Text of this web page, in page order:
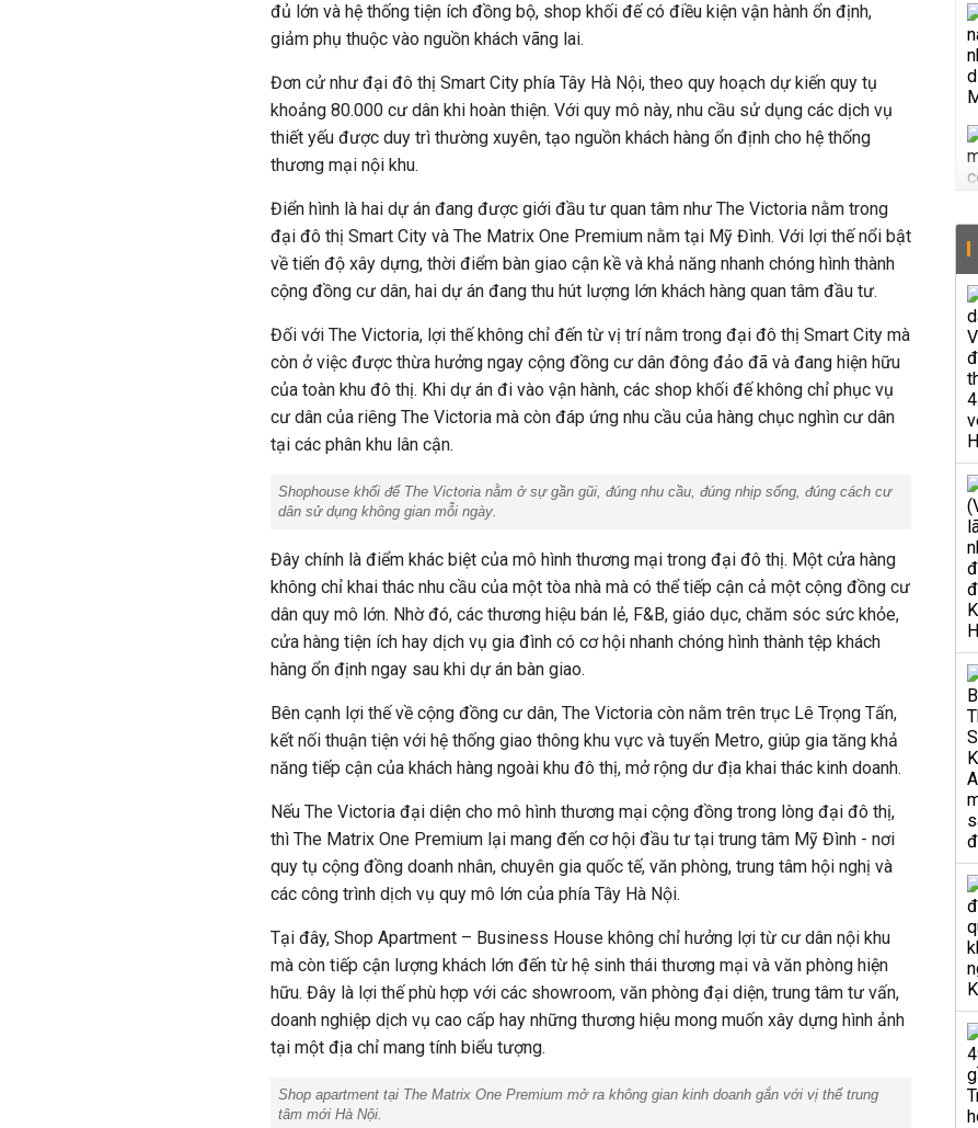
đủ lớn và hệ thống tiện ích đồng bộ, shop khối đế có điều kiện vận hành ổn định,
giảm phụ thuộc vào nguồn khách vãng lai.
Đơn cử như đại đô thị Smart City phía Tây Hà Nội, theo quy hoạch dự kiến quy tụ
khoảng 80.000 cư dân khi hoàn thiện. Với quy mô này, nhu cầu sử dụng các dịch vụ
thiết yếu được duy trì thường xuyên, tạo nguồn khách hàng ổn định cho hệ thống
thương mại nội khu.
Điển hình là hai dự án đang được giới đầu tư quan tâm như The Victoria nằm trong
đại đô thị Smart City và The Matrix One Premium nằm tại Mỹ Đình. Với lợi thế nổi bật
về tiến độ xây dựng, thời điểm bàn giao cận kề và khả năng nhanh chóng hình thành
cộng đồng cư dân, hai dự án đang thu hút lượng lớn khách hàng quan tâm đầu tư.
Đối với The Victoria, lợi thế không chỉ đến từ vị trí nằm trong đại đô thị Smart City mà
còn ở việc được thừa hưởng ngay cộng đồng cư dân đông đảo đã và đang hiện hữu
của toàn khu đô thị. Khi dự án đi vào vận hành, các shop khối đế không chỉ phục vụ
cư dân của riêng The Victoria mà còn đáp ứng nhu cầu của hàng chục nghìn cư dân
tại các phân khu lân cận.
Shophouse khối đế The Victoria nằm ở sự gần gũi, đúng nhu cầu, đúng nhịp sống, đúng cách cư
dân sử dụng không gian mỗi ngày.
Đây chính là điểm khác biệt của mô hình thương mại trong đại đô thị. Một cửa hàng
không chỉ khai thác nhu cầu của một tòa nhà mà có thể tiếp cận cả một cộng đồng cư
dân quy mô lớn. Nhờ đó, các thương hiệu bán lẻ, F&B, giáo dục, chăm sóc sức khỏe,
cửa hàng tiện ích hay dịch vụ gia đình có cơ hội nhanh chóng hình thành tệp khách
hàng ổn định ngay sau khi dự án bàn giao.
Bên cạnh lợi thế về cộng đồng cư dân, The Victoria còn nằm trên trục Lê Trọng Tấn,
kết nối thuận tiện với hệ thống giao thông khu vực và tuyến Metro, giúp gia tăng khả
năng tiếp cận của khách hàng ngoài khu đô thị, mở rộng dư địa khai thác kinh doanh.
Nếu The Victoria đại diện cho mô hình thương mại cộng đồng trong lòng đại đô thị,
thì The Matrix One Premium lại mang đến cơ hội đầu tư tại trung tâm Mỹ Đình - nơi
quy tụ cộng đồng doanh nhân, chuyên gia quốc tế, văn phòng, trung tâm hội nghị và
các công trình dịch vụ quy mô lớn của phía Tây Hà Nội.
Tại đây, Shop Apartment – Business House không chỉ hưởng lợi từ cư dân nội khu
mà còn tiếp cận lượng khách lớn đến từ hệ sinh thái thương mại và văn phòng hiện
hữu. Đây là lợi thế phù hợp với các showroom, văn phòng đại diện, trung tâm tư vấn,
doanh nghiệp dịch vụ cao cấp hay những thương hiệu mong muốn xây dựng hình ảnh
tại một địa chỉ mang tính biểu tượng.
Shop apartment tại The Matrix One Premium mở ra không gian kinh doanh gắn với vị thế trung
tâm mới Hà Nội.